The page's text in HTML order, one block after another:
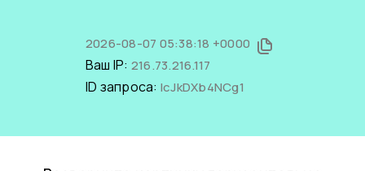
2026-08-07 05:38:18 +0000
Ваш IP: 216.73.216.117
ID запроса: IcJkDXb4NCg1